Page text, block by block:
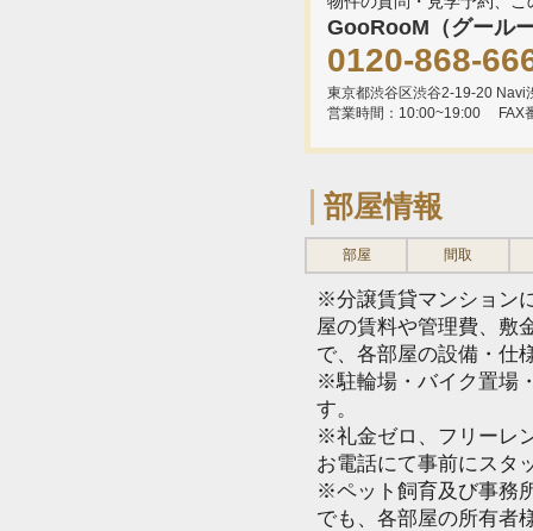
GooRooM（グール
0120-868-
東京都渋谷区渋谷2-19-20 Navi
営業時間：10:00~19:00
FAX
部屋情報
部屋 間取
※分譲賃貸マンション
屋の賃料や管理費、敷
で、各部屋の設備・仕
※駐輪場・バイク置場
す。
※礼金ゼロ、フリーレ
お電話にて事前にスタ
※ペット飼育及び事務
でも、各部屋の所有者